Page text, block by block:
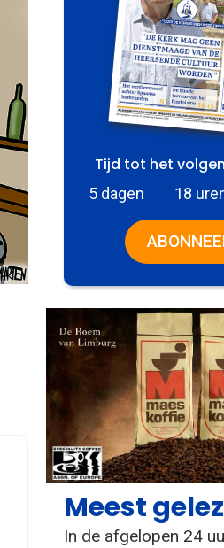
Tijd tot het
5 dagen 18
Meest
In de afgelopen 24